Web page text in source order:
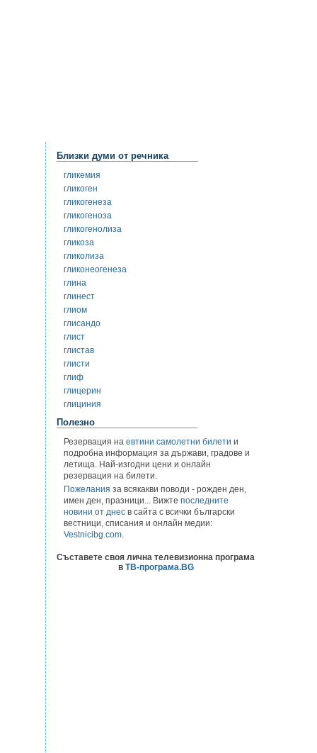
Близки думи от речника
гликемия
гликоген
гликогенеза
гликогеноза
гликогенолиза
гликоза
гликолиза
гликонеогенеза
глина
глинест
глиом
глисандо
глист
глистав
глисти
глиф
глицерин
глициния
Полезно
Резервация на евтини самолетни билети и
подробна информация за държави, градове и
летища. Най-изгодни цени и онлайн
резервация на билети.
Пожелания за всякакви поводи - рожден ден,
имен ден, празници... Вижте последните
новини от днес в сайта с всички български
вестници, списания и онлайн медии:
Vestnicibg.com.
Съставете своя лична телевизионна програма
в ТВ-програма.BG